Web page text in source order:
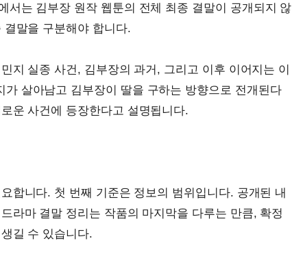
서는 김부장 원작 웹툰의 전체 최종 결말이 공개되지 않
말을 구분해야 합니다.
지 실종 사건, 김부장의 과거, 그리고 이후 이어지는 이
살아남고 김부장이 딸을 구하는 방향으로 전개된다
운 사건에 등장한다고 설명됩니다.
합니다. 첫 번째 기준은 정보의 범위입니다. 공개된 내
라마 결말 정리는 작품의 마지막을 다루는 만큼, 확정
길 수 있습니다.